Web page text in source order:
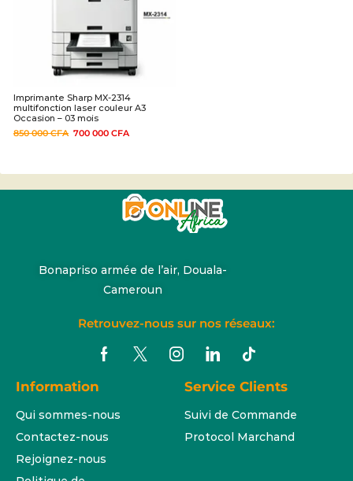
Imprimante Sharp MX-2314
multifonction laser couleur A3
Occasion – 03 mois
850 000CFA 700 000 CFA
Bonapriso armée de l’air, Douala-
Cameroun
Retrouvez-nous sur nos réseaux:
Information
Qui sommes-nous
Contactez-nous
Rejoignez-nous
Service Clients
Suivi de Commande
Protocol Marchand